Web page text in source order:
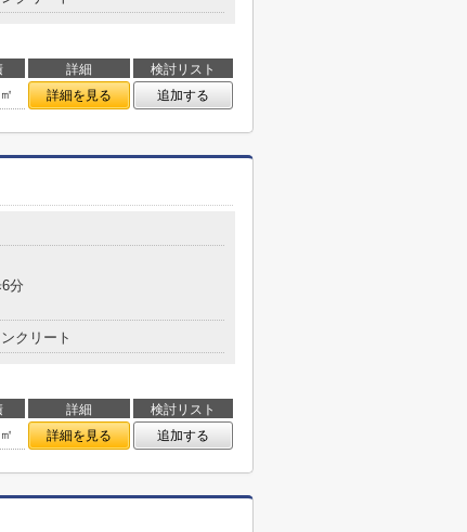
詳細
検討リスト
詳細を見る 追加する
分
クリート
詳細
検討リスト
詳細を見る 追加する